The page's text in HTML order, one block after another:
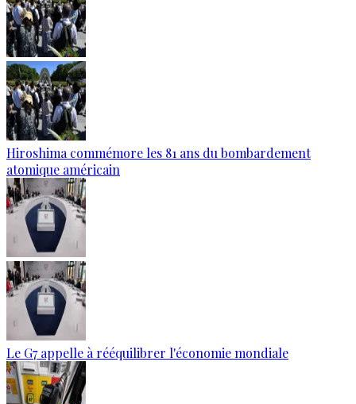
Hiroshima commémore les 81 ans du bombardement
atomique américain
Le G7 appelle à rééquilibrer l'économie mondiale